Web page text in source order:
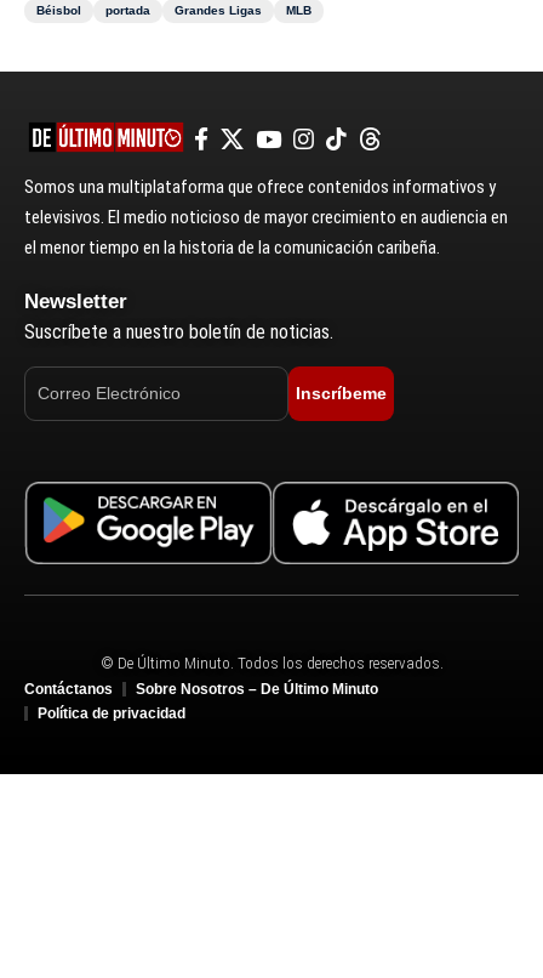
Béisbol
portada Grandes Ligas MLB
Somos una multiplataforma que ofrece contenidos informativos y
televisivos. El medio noticioso de mayor crecimiento en audiencia en
el menor tiempo en la historia de la comunicación caribeña.
Newsletter
Suscríbete a nuestro boletín de noticias.
Inscríbeme
© De Último Minuto. Todos los derechos reservados.
Contáctanos
Sobre Nosotros – De Último Minuto
Política de privacidad